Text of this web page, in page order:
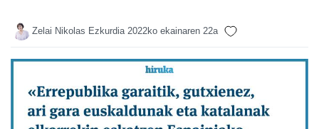
Zelai Nikolas Ezkurdia 2022ko ekainaren 22a